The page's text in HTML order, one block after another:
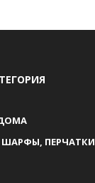
ПЕРЧАТКИ